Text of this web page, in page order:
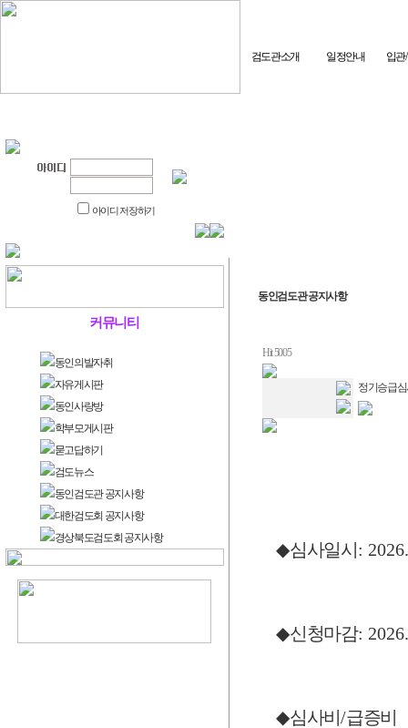
검도관소개 일정안내 입관
아이디 저장하기
커뮤니티
동인의발자취
자유게시판
동인사랑방
학부모게시판
묻고답하기
검도뉴스
동인검도관 공지사항
대한검도회 공지사항
경상북도검도회 공지사항
동인검도관 공지사항
Hit 5005
정기승급심
◆심사일시 :
◆신청마감:
◆심사비 /급증비